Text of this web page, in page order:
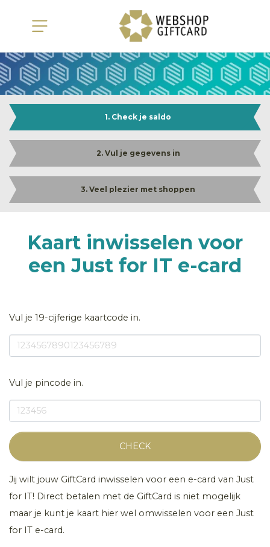
1. Check je saldo
2. Vul je gegevens in
3. Veel plezier met shoppen
Kaart inwisselen voor
een Just for IT e-card
Vul je 19-cijferige kaartcode in.
Vul je pincode in.
CHECK
Jij wilt jouw GiftCard inwisselen voor een e-card van Just
for IT! Direct betalen met de GiftCard is niet mogelijk
maar je kunt je kaart hier wel omwisselen voor een Just
for IT e-card.